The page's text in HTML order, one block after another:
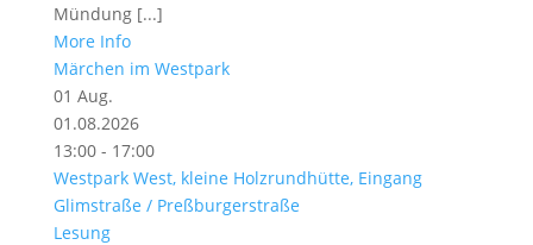
Mündung [...]
More Info
Märchen im Westpark
01 Aug.
01.08.2026
13:00 - 17:00
Westpark West, kleine Holzrundhütte, Eingang
Glimstraße / Preßburgerstraße
Lesung